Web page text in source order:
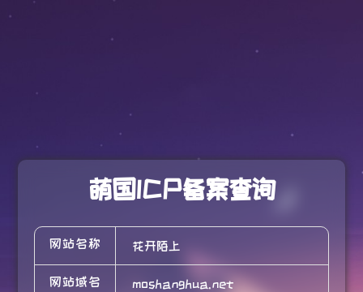
萌国ICP备案查询
网站名称 花开陌上
网站域名 moshanghua.net